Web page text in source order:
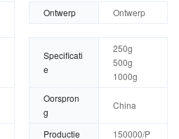
Ontwerp Ontwerp
Specificati
e
250g
500g
1000g
Oorspron
g
China
Productie
150000/P